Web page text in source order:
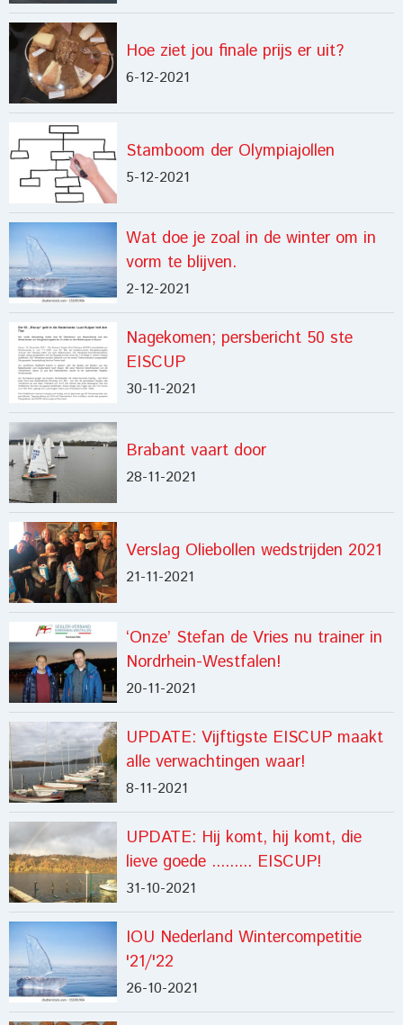
Hoe ziet jou finale prijs er uit?
6-12-2021
Stamboom der Olympiajollen
5-12-2021
Wat doe je zoal in de winter om in
vorm te blijven.
2-12-2021
Nagekomen; persbericht 50 ste
EISCUP
30-11-2021
Brabant vaart door
28-11-2021
Verslag Oliebollen wedstrijden 2021
21-11-2021
‘Onze’ Stefan de Vries nu trainer in
Nordrhein-Westfalen!
20-11-2021
UPDATE: Vijftigste EISCUP maakt
alle verwachtingen waar!
8-11-2021
UPDATE: Hij komt, hij komt, die
lieve goede ......... EISCUP!
31-10-2021
IOU Nederland Wintercompetitie
'21/'22
26-10-2021